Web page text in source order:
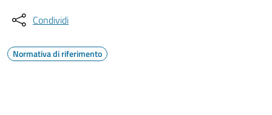
Condividi
Normativa di riferimento